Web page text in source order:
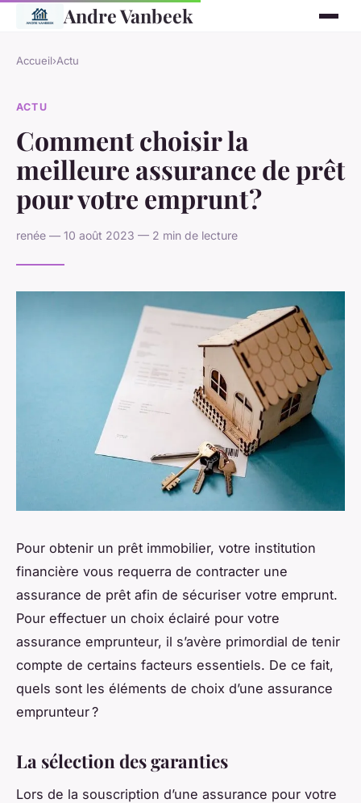
Andre Vanbeek
Accueil›Actu
ACTU
Comment choisir la
meilleure assurance de prêt
pour votre emprunt ?
renée — 10 août 2023 — 2 min de lecture
Pour obtenir un prêt immobilier, votre institution
financière vous requerra de contracter une
assurance de prêt afin de sécuriser votre emprunt.
Pour effectuer un choix éclairé pour votre
assurance emprunteur, il s’avère primordial de tenir
compte de certains facteurs essentiels. De ce fait,
quels sont les éléments de choix d’une assurance
emprunteur ?
La sélection des garanties
Lors de la souscription d’une assurance pour votre